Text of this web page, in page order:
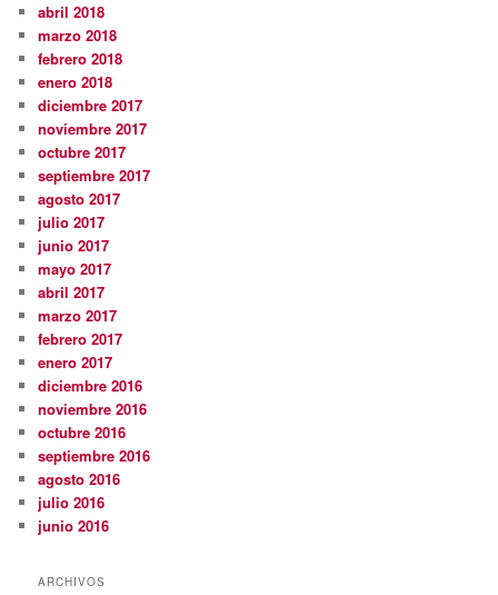
abril 2018
marzo 2018
febrero 2018
enero 2018
diciembre 2017
noviembre 2017
octubre 2017
septiembre 2017
agosto 2017
julio 2017
junio 2017
mayo 2017
abril 2017
marzo 2017
febrero 2017
enero 2017
diciembre 2016
noviembre 2016
octubre 2016
septiembre 2016
agosto 2016
julio 2016
junio 2016
ARCHIVOS